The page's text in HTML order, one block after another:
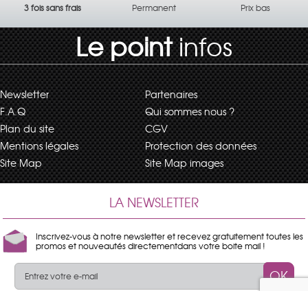
3 fois sans frais
Permanent
Prix bas
Le pointinfos
Newsletter
Partenaires
F.A.Q
Qui sommes nous ?
Plan du site
CGV
Mentions légales
Protection des données
Site Map
Site Map images
LA NEWSLETTER
Inscrivez-vous à notre newsletter et recevez gratuitement toutes les
promos et nouveautés directementdans votre boite mail !
OK